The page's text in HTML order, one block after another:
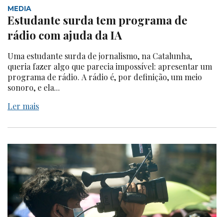
MEDIA
Estudante surda tem programa de
rádio com ajuda da IA
Uma estudante surda de jornalismo, na Catalunha,
queria fazer algo que parecia impossível: apresentar um
programa de rádio. A rádio é, por definição, um meio
sonoro, e ela...
Ler mais